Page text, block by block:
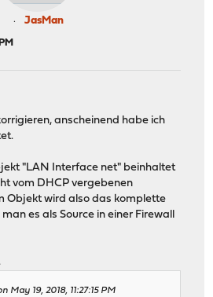
JasMan
anscheinend habe ich
"LAN Interface net" beinhaltet
vom DHCP vergebenen
Objekt wird also das komplette
es als Source in einer Firewall
May 19, 2018, 11:27:15 PM